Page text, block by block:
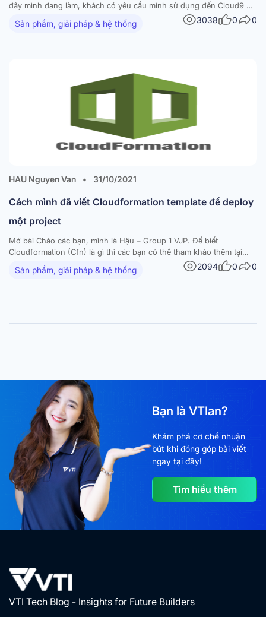
đây mình đang làm, khách có yêu cầu mình sử dụng đến Cloud9 để
phát triển 1 phần code nào đó. Mặc dù thời đi học mình đã có 1 môn
dùng Cloud9 để code…
Sản phẩm, giải pháp & hệ thống 3038 0 0
HAU Nguyen Van • 31/10/2021
Cách mình đã viết Cloudformation template để deploy
một project
Mở bài Chào các bạn, mình là Hậu – Group 1 VJP. Để biết
Cloudformation (Cfn) là gì thì các bạn có thể tham khảo thêm tại
doc của AWS. Đại khái thì nó là 1 template, bạn viết thiết kế của hệ
thống ra một bản thiết kế (yaml,…
Sản phẩm, giải pháp & hệ thống 2094 0 0
Bạn là VTIan?
Khám phá cơ chế nhuận
bút khi đóng góp bài viết
ngay tại đây!
Tìm hiểu thêm
VTI Tech Blog - Insights for Future Builders